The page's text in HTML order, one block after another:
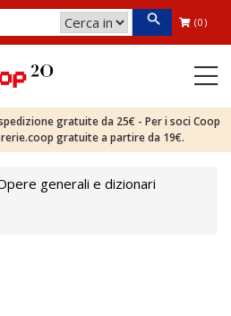
(0)
gratuite da 25€ - Per i soci Coop
gratuite a partire da 19€.
generali e dizionari